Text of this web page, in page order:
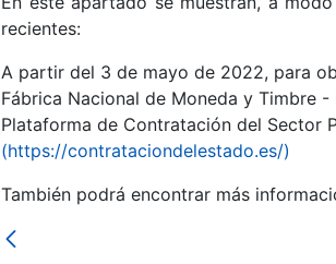
Mostrar/Ocultar
Mostrar/Ocultar
recientes:
A partir del 3 de mayo de 2022, para
Fábrica Nacional de Moneda y Timbre
Plataforma de Contratación del Sector
(https://contrataciondelestado.es/)
También podrá encontrar más